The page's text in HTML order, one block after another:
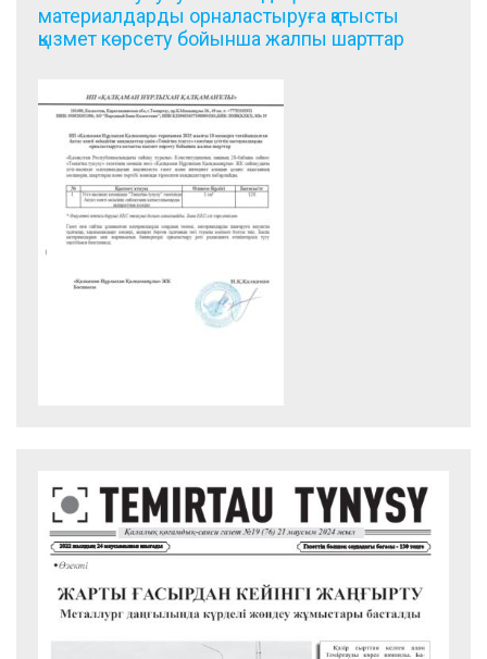
материалдарды орналастыруға қатысты
қызмет көрсету бойынша жалпы шарттар